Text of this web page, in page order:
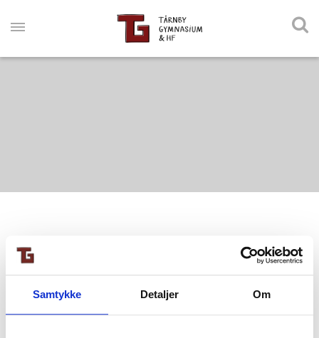
Samtykke Detaljer Om
Nothing Found
It seems we can’t find what you’re looking for. Perhaps